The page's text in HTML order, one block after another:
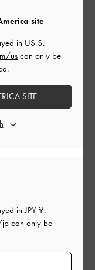
ましたか？
inJPY ¥.
jpcan only be
site
in US $.
uscan only be
SITE